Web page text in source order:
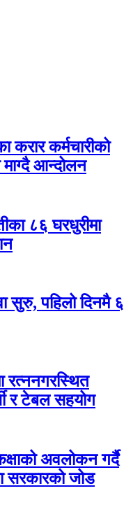
करार कर्मचारीको
माग्दै आन्दोलन
८६ घरधुरीमा
सुरु, पहिलो दिनमै ६
रत्ननगरस्थित
र टेबल सहयोग
अवलोकन गर्दै
सरकारको जोड